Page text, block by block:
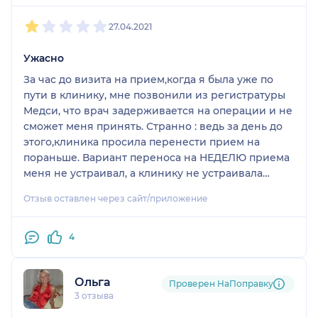
27.04.2021
Ужасно
За час до визита на прием,когда я была уже по
пути в клинику, мне позвонили из регистратуры
Медси, что врач задерживается на операции и не
сможет меня принять. Странно : ведь за день до
этого,клиника просила перенести прием на
пораньше. Вариант переноса на НЕДЕЛЮ приема
меня не устраивал, а клинику не устраивала
принимает не до окончания работы клиники , не
задерживаться от не желает - т.е. клиника
пациента,который уже в пути к ним. После
препиртельств мне было озвучено, что врач меня
примет, как освободится - трубка была кинута.
Отзыв оставлен через сайт/приложение
4
Ольга
3 отзыва
Проверен НаПоправку